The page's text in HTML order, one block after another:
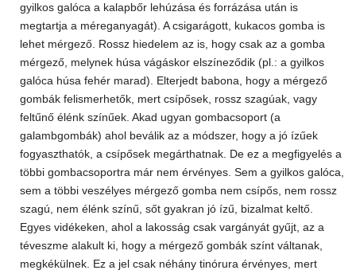
gyilkos galóca a kalapbőr lehúzása és forrázása után is
megtartja a méreganyagát). A csigarágott, kukacos gomba is
lehet mérgező. Rossz hiedelem az is, hogy csak az a gomba
mérgező, melynek húsa vágáskor elszíneződik (pl.: a gyilkos
galóca húsa fehér marad). Elterjedt babona, hogy a mérgező
gombák felismerhetők, mert csípősek, rossz szagúak, vagy
feltűnő élénk színűek. Akad ugyan gombacsoport (a
galambgombák) ahol beválik az a módszer, hogy a jó ízűek
fogyaszthatók, a csípősek megárthatnak. De ez a megfigyelés a
többi gombacsoportra már nem érvényes. Sem a gyilkos galóca,
sem a többi veszélyes mérgező gomba nem csípős, nem rossz
szagú, nem élénk színű, sőt gyakran jó ízű, bizalmat keltő.
Egyes vidékeken, ahol a lakosság csak vargányát gyűjt, az a
téveszme alakult ki, hogy a mérgező gombák színt váltanak,
megkékülnek. Ez a jel csak néhány tinórura érvényes, mert